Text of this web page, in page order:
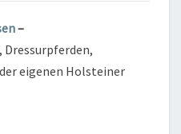
–
Dressurpferden,
eigenen Holsteiner